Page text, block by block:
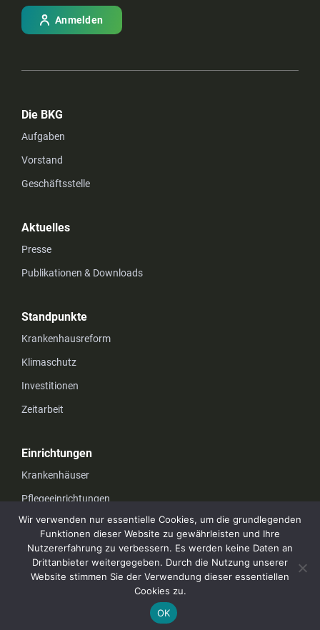
Anmelden
Die BKG
Aufgaben
Vorstand
Geschäftsstelle
Aktuelles
Presse
Publikationen & Downloads
Standpunkte
Krankenhausreform
Klimaschutz
Investitionen
Zeitarbeit
Einrichtungen
Krankenhäuser
Pflegeeinrichtungen
Unternehmen
Datenschutz
Wir verwenden nur essentielle Cookies, um die grundlegenden
Funktionen dieser Website zu gewährleisten und Ihre
Nutzererfahrung zu verbessern. Es werden keine Daten an
Drittanbieter weitergegeben. Durch die Nutzung unserer
Website stimmen Sie der Verwendung dieser essentiellen
Cookies zu.
OK